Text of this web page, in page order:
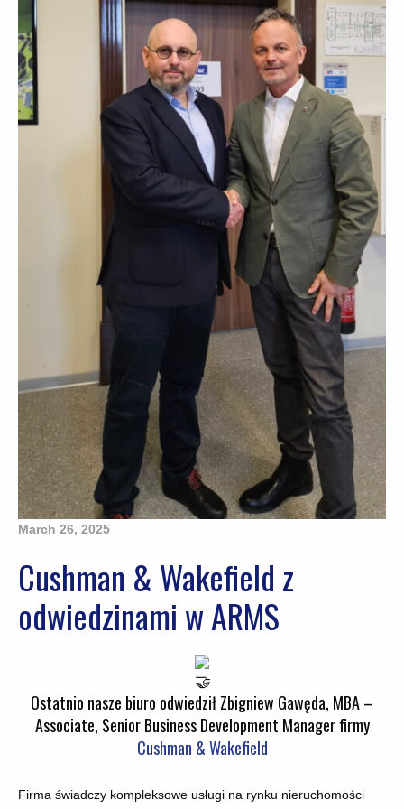
March 26, 2025
Cushman & Wakefield z
odwiedzinami w ARMS
Ostatnio nasze biuro odwiedził Zbigniew Gawęda, MBA –
Associate, Senior Business Development Manager firmy
Cushman & Wakefield
Firma świadczy kompleksowe usługi na rynku nieruchomości